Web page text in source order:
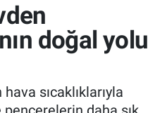
doğal yolu
sıcaklıklarıyla